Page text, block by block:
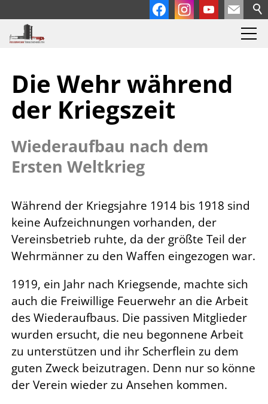
Die Wehr während
der Kriegszeit
Wiederaufbau nach dem
Ersten Weltkrieg
Während der Kriegsjahre 1914 bis 1918 sind
keine Aufzeichnungen vorhanden, der
Vereinsbetrieb ruhte, da der größte Teil der
Wehrmänner zu den Waffen eingezogen war.
1919, ein Jahr nach Kriegsende, machte sich
auch die Freiwillige Feuerwehr an die Arbeit
des Wiederaufbaus. Die passiven Mitglieder
wurden ersucht, die neu begonnene Arbeit
zu unterstützen und ihr Scherflein zu dem
guten Zweck beizutragen. Denn nur so könne
der Verein wieder zu Ansehen kommen.